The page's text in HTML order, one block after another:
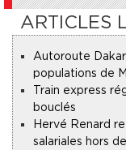
ARTICLES
Autoroute
populations de
Train express
bouclés
Hervé Renard
salariales hors